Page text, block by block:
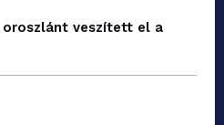
oroszlánt veszített el a